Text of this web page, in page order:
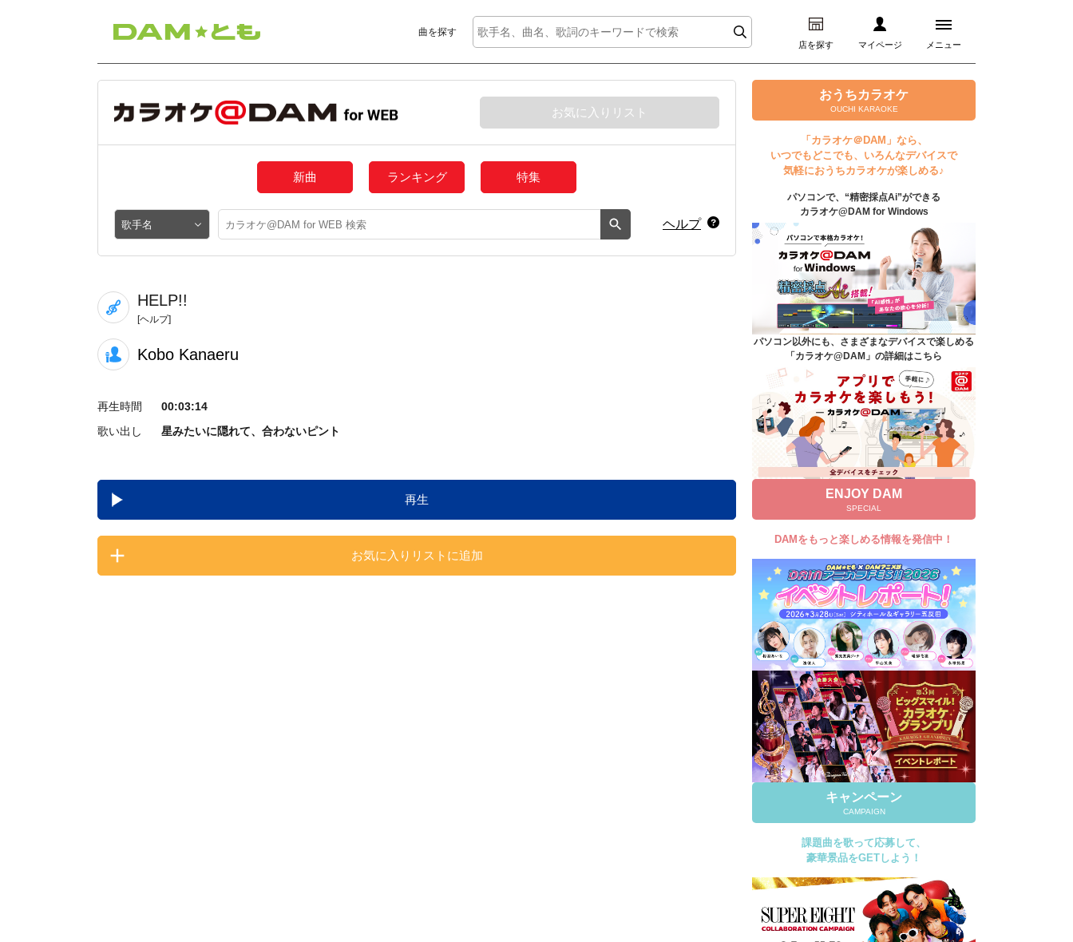
曲を探す
店を探す マイページ メニュー
ログイン
マイページ
プレミアムサービス
DAM★とも動画
DAM★とも録音
カラオケ＠DAM
ユーザー検索
キャンペーン
よくあるご質問
DAMの新曲・ランキングなど
カラオケ最新情報をチェック！
自宅でカラオケ歌い放題！
家族や友達と一緒に！練習にも！
お気に入りリスト
新曲 ランキング 特集
ヘルプ
HELP!!
[ヘルプ]
Kobo Kanaeru
再生時間
00:03:14
歌い出し
星みたいに隠れて、合わないピント
再生
お気に入りリストに追加
おうちカラオケ
OUCHI KARAOKE
「カラオケ＠DAM」なら、
いつでもどこでも、いろんなデバイスで
気軽におうちカラオケが楽しめる♪
パソコンで、“精密採点Ai”ができる
カラオケ@DAM for Windows
パソコン以外にも、さまざまなデバイスで楽しめる
「カラオケ@DAM」の詳細はこちら
ENJOY DAM
SPECIAL
DAMをもっと楽しめる情報を発信中！
キャンペーン
CAMPAIGN
課題曲を歌って応募して、
豪華景品をGETしよう！